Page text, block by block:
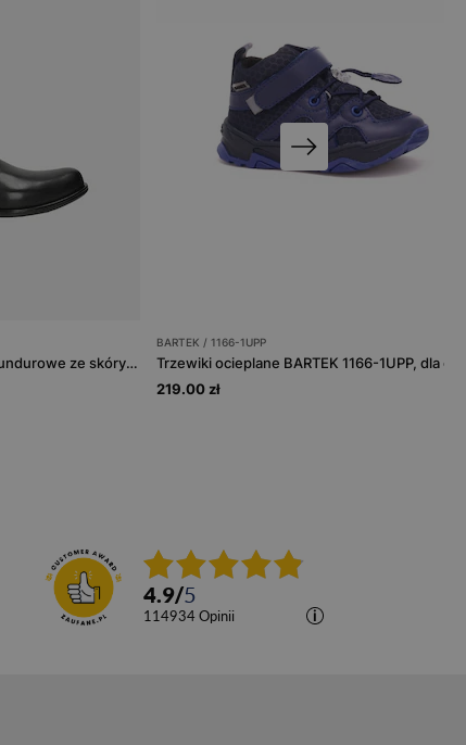
Eleganckie czarne półbuty mundurowe ze skóry pull up
BARTEK / 1166-1UPP
219.00 zł
4.9/5
114934 opinii